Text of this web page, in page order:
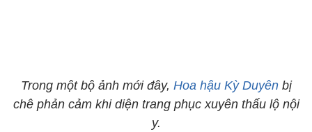
Trong một bộ ảnh mới đây, Hoa hậu Kỳ Duyênbị
chê phản cảm khi diện trang phục xuyên thấu lộ nội
y.